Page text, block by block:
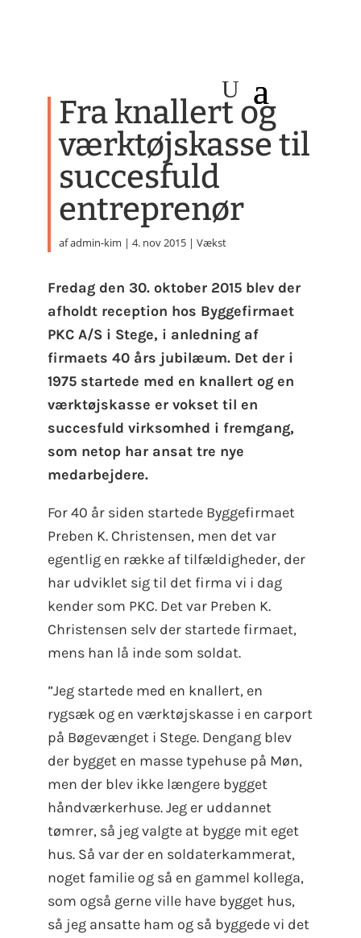
Fra knallert og
værktøjskasse til
succesfuld
entreprenør
afadmin-kim |4. nov 2015 |Vækst
Fredag den 30. oktober 2015 blev der
afholdt reception hos Byggefirmaet
PKC A/S i Stege, i anledning af
firmaets 40 års jubilæum. Det der i
1975 startede med en knallert og en
værktøjskasse er vokset til en
succesfuld virksomhed i fremgang,
som netop har ansat tre nye
medarbejdere.
For 40 år siden startede Byggefirmaet
Preben K. Christensen, men det var
egentlig en række af tilfældigheder, der
har udviklet sig til det firma vi i dag
kender som PKC. Det var Preben K.
Christensen selv der startede firmaet,
mens han lå inde som soldat.
”Jeg startede med en knallert, en
rygsæk og en værktøjskasse i en carport
på Bøgevænget i Stege. Dengang blev
der bygget en masse typehuse på Møn,
men der blev ikke længere bygget
håndværkerhuse. Jeg er uddannet
tømrer, så jeg valgte at bygge mit eget
hus. Så var der en soldaterkammerat,
noget familie og så en gammel kollega,
som også gerne ville have bygget hus,
så jeg ansatte ham og så byggede vi det